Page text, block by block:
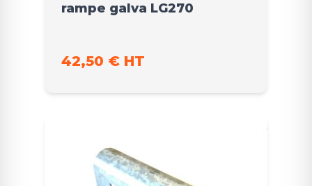
rampe galva LG270
42,50 € HT